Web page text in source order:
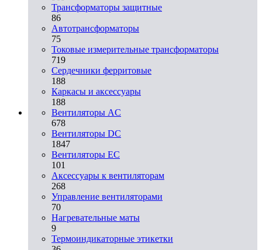
Трансформаторы защитные
86
Автотрансформаторы
75
Токовые измерительные трансформаторы
719
Сердечники ферритовые
188
Каркасы и аксессуары
188
Вентиляторы AC
678
Вентиляторы DC
1847
Вентиляторы EC
101
Аксессуары к вентиляторам
268
Управление вентиляторами
70
Нагревательные маты
9
Термоиндикаторные этикетки